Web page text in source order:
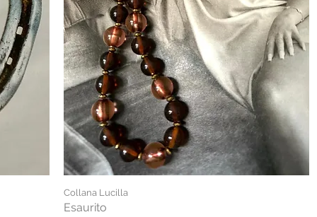
Collana Lucilla
Esaurito